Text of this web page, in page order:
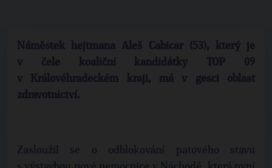
Náměstek hejtmana Aleš Cabicar (53), který je
v čele koaliční kandidátky TOP 09
v Královéhradeckém kraji, má v gesci oblast
zdravotnictví.
Zasloužil se o odblokování patového stavu